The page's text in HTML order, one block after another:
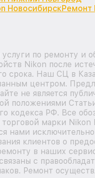
НовосибирскРемонт
услуги по ремонту и
Nikon после
срока. Наш СЦ в
центром.
не является
положениями
кодекса РФ. Все
марки Nikon
нами
клиентов о
в наших
с
Ремонт